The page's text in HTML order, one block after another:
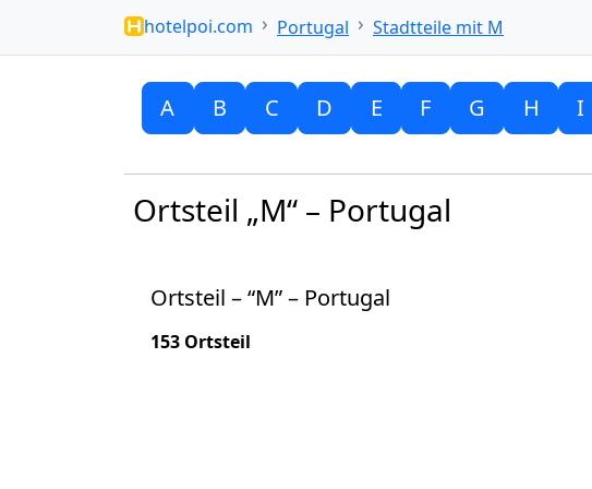
hotelpoi.com Portugal Stadtteile mit M
A B C D E F G H I
Ortsteil „M“ – Portugal
Ortsteil – “M” – Portugal
153 Ortsteil